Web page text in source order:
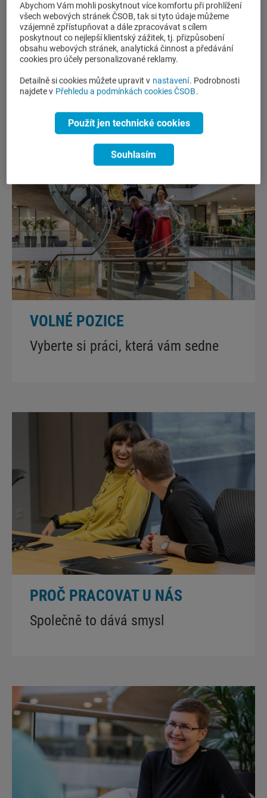
Naše dveře jsou otevřené všem – ať už jste
zkušený profesionál, student, absolvent nebo rodič
hledající, jak skloubit práci s rodinou. Vážíme si
různorodosti, sdílíme znalosti a vzájemně se
VOLNÉ POZICE
Vyberte si práci, která vám sedne
PROČ PRACOVAT U NÁS
Společně to dává smysl
Abychom Vám mohli poskytnout více komfortu při prohlížení
všech webových stránek ČSOB, tak si tyto údaje můžeme
vzájemně zpřístupňovat a dále zpracovávat s cílem
poskytnout co nejlepší klientský zážitek, tj. přizpůsobení
obsahu webových stránek, analytická činnost a předávání
cookies pro účely personalizované reklamy.
Detailně si cookies můžete upravit v nastavení. Podrobnosti
najdete v Přehledu a podmínkách cookies ČSOB.
Použít jen technické cookies
Souhlasím